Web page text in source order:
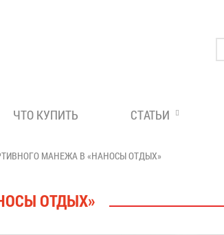
ЧТО КУПИТЬ СТАТЬИ
МАНЕЖА В «НАНОСЫ ОТДЫХ»
ОТДЫХ»